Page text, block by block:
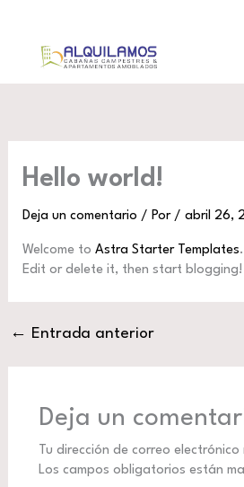
contenido
Hello world!
Deja un comentario / Por / abril 26,
Welcome to Astra Starter Templates
Edit or delete it, then start blogging!
← Entrada anterior
Deja un
Tu dirección de correo
Los campos obligatorios están